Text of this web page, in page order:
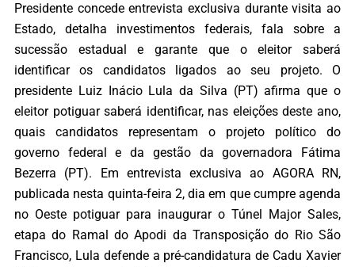
Presidente concede entrevista exclusiva durante visita ao
Estado, detalha investimentos federais, fala sobre a
sucessão estadual e garante que o eleitor saberá
identificar os candidatos ligados ao seu projeto. O
presidente Luiz Inácio Lula da Silva (PT) afirma que o
eleitor potiguar saberá identificar, nas eleições deste ano,
quais candidatos representam o projeto político do
governo federal e da gestão da governadora Fátima
Bezerra (PT). Em entrevista exclusiva ao AGORA RN,
publicada nesta quinta-feira 2, dia em que cumpre agenda
no Oeste potiguar para inaugurar o Túnel Major Sales,
etapa do Ramal do Apodi da Transposição do Rio São
Francisco, Lula defende a pré-candidatura de Cadu Xavier